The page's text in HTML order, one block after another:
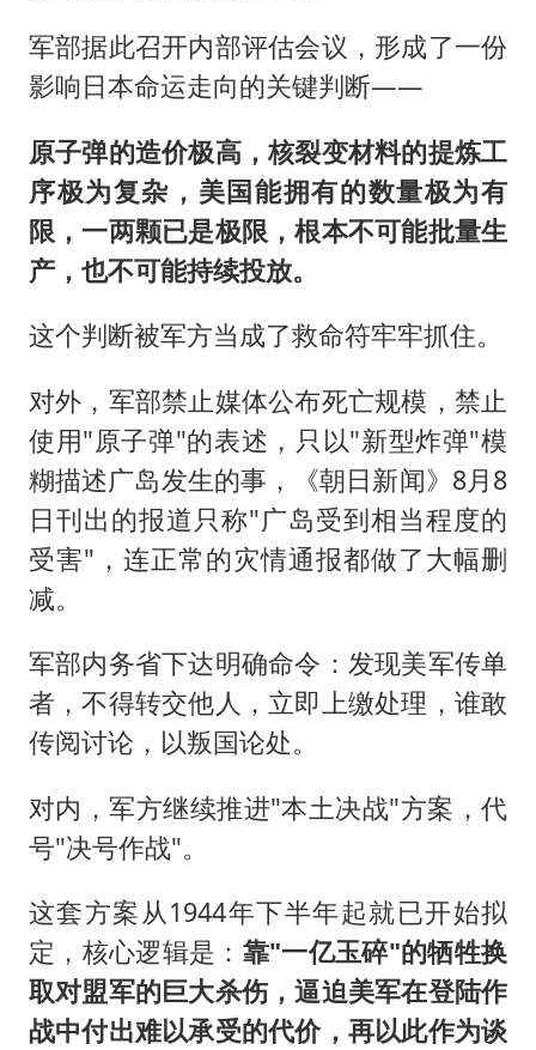
军部据此召开内部评估会议，形成了一份
影响日本命运走向的关键判断——
原子弹的造价极高，核裂变材料的提炼工
序极为复杂，美国能拥有的数量极为有
限，一两颗已是极限，根本不可能批量生
产，也不可能持续投放。
这个判断被军方当成了救命符牢牢抓住。
对外，军部禁止媒体公布死亡规模，禁止
使用"原子弹"的表述，只以"新型炸弹"模
糊描述广岛发生的事，《朝日新闻》8月8
日刊出的报道只称"广岛受到相当程度的
受害"，连正常的灾情通报都做了大幅删
减。
军部内务省下达明确命令：发现美军传单
者，不得转交他人，立即上缴处理，谁敢
传阅讨论，以叛国论处。
对内，军方继续推进"本土决战"方案，代
号"决号作战"。
这套方案从1944年下半年起就已开始拟
定，核心逻辑是： 靠"一亿玉碎"的牺牲换
取对盟军的巨大杀伤，逼迫美军在登陆作
战中付出难以承受的代价，再以此作为谈